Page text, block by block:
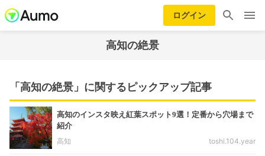
ログイン
高知の絶景
「高知の絶景」に関するピックアップ記事
高知のインスタ映え紅葉スポット9選！定番から穴場まで
紹介
高知
toshi.104.year